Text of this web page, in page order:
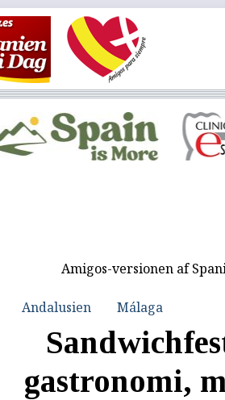
Amigos-versionen af
Andalusien Málaga
gastronomi,